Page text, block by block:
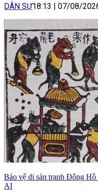
DÂN SỰ18:13 07/08/
Bảo vệ di sản tranh Đông
AI